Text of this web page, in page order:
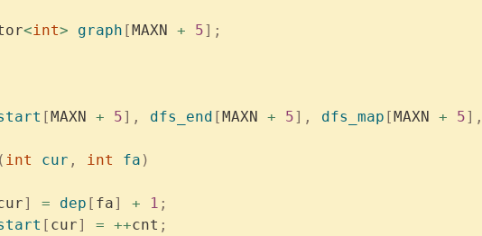
<int> graph [MAXN + 5];
[MAXN + 5], dfs_end [MAXN + 5], dfs_map [MAXN + 5],
( int cur , int fa )
] = dep [ fa] + 1 ;
[ cur] = ++cnt ;